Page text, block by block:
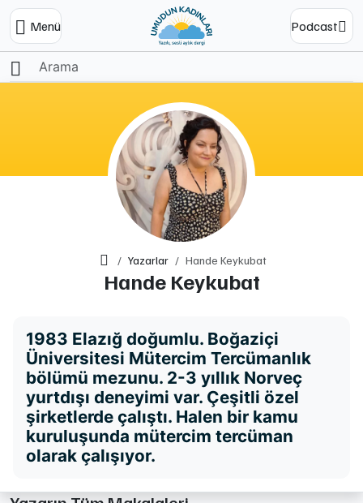
Menü Podcast
Ana SayfaYazarlar Hande Keykubat
Hande Keykubat
1983 Elazığ doğumlu. Boğaziçi
Üniversitesi Mütercim Tercümanlık
bölümü mezunu. 2-3 yıllık Norveç
yurtdışı deneyimi var. Çeşitli özel
şirketlerde çalıştı. Halen bir kamu
kuruluşunda mütercim tercüman
olarak çalışıyor.